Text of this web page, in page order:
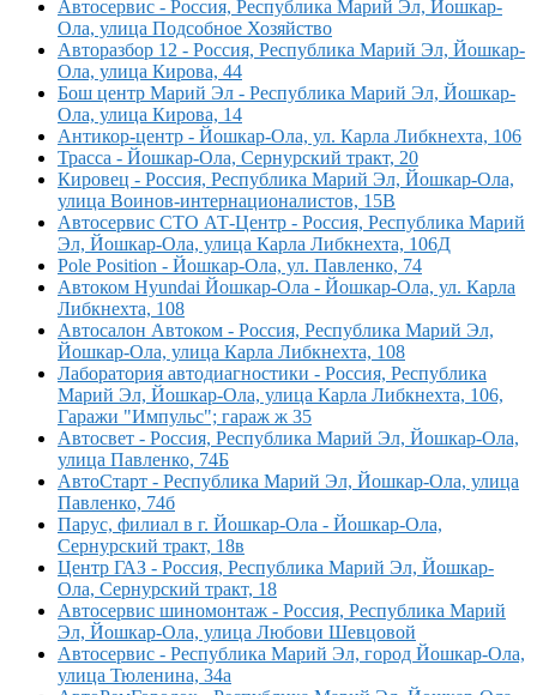
Автосервис - Россия, Республика Марий Эл, Йошкар-
Ола, улица Подсобное Хозяйство
Авторазбор 12 - Россия, Республика Марий Эл, Йошкар-
Ола, улица Кирова, 44
Бош центр Марий Эл - Республика Марий Эл, Йошкар-
Ола, улица Кирова, 14
Антикор-центр - Йошкар-Ола, ул. Карла Либкнехта, 106
Трасса - Йошкар-Ола, Сернурский тракт, 20
Кировец - Россия, Республика Марий Эл, Йошкар-Ола,
улица Воинов-интернационалистов, 15В
Автосервис СТО АТ-Центр - Россия, Республика Марий
Эл, Йошкар-Ола, улица Карла Либкнехта, 106Д
Pole Position - Йошкар-Ола, ул. Павленко, 74
Автоком Hyundai Йошкар-Ола - Йошкар-Ола, ул. Карла
Либкнехта, 108
Автосалон Автоком - Россия, Республика Марий Эл,
Йошкар-Ола, улица Карла Либкнехта, 108
Лаборатория автодиагностики - Россия, Республика
Марий Эл, Йошкар-Ола, улица Карла Либкнехта, 106,
Гаражи "Импульс"; гараж ж 35
Автосвет - Россия, Республика Марий Эл, Йошкар-Ола,
улица Павленко, 74Б
АвтоСтарт - Республика Марий Эл, Йошкар-Ола, улица
Павленко, 74б
Парус, филиал в г. Йошкар-Ола - Йошкар-Ола,
Сернурский тракт, 18в
Центр ГАЗ - Россия, Республика Марий Эл, Йошкар-
Ола, Сернурский тракт, 18
Автосервис шиномонтаж - Россия, Республика Марий
Эл, Йошкар-Ола, улица Любови Шевцовой
Автосервис - Республика Марий Эл, город Йошкар-Ола,
улица Тюленина, 34а